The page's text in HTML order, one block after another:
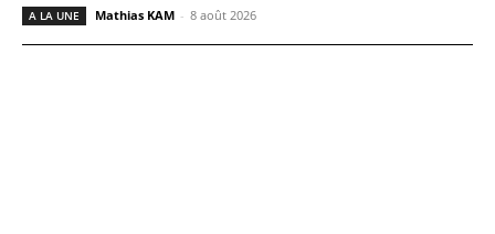
A LA UNE Mathias KAM - 8 août 2026